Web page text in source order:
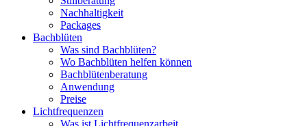
Nachhaltigkeit
Packages
Bachblüten
Was sind Bachblüten?
Wo Bachblüten helfen können
Bachblütenberatung
Anwendung
Preise
Lichtfrequenzen
Was ist Lichtfrequenzarbeit